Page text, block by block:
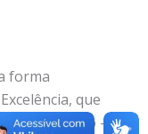
forma
que
do Couto –